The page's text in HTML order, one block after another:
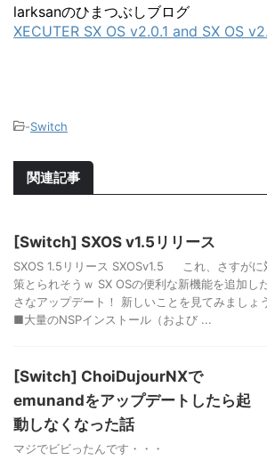
larksanのひまつぶしブログ
XECUTER SX OS v2.0.1 and SX OS
-Switch
関連記事
[Switch] SXOS v1.5リリース
SXOS 1.5リリース SXOSv1.5 これ、さすがに
策とられそうｗ SX OSの便利な新機能を追加し
さなアップデート！ 新しいことを見てみましょ
■大量のNSPインストール（および ...
[Switch] ChoiDujourNXで
emunandをアップデートしたら起
動しなくなった話
マジでビビったんです・・・